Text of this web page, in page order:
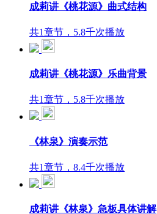
成莉讲《桃花源》曲式结构
共1章节，5.8千次播放
成莉讲《桃花源》乐曲背景
共1章节，5.8千次播放
《林泉》演奏示范
共1章节，8.4千次播放
成莉讲《林泉》急板具体讲解